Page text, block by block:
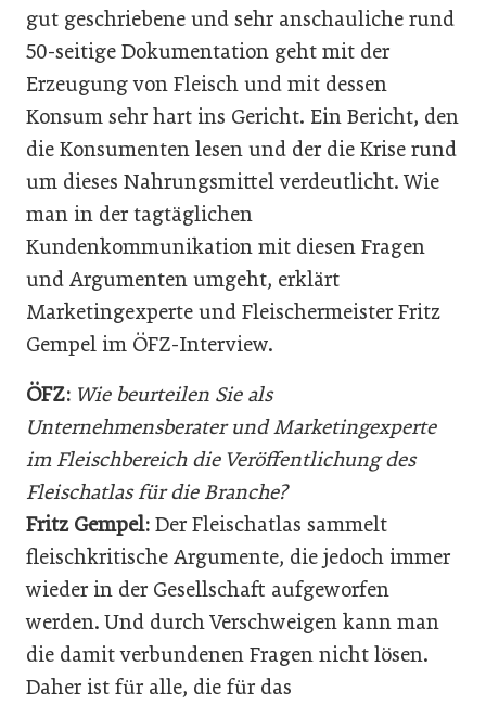
gut geschriebene und sehr anschauliche rund
50-seitige Dokumentation geht mit der
Erzeugung von Fleisch und mit dessen
Konsum sehr hart ins Gericht. Ein Bericht, den
die Konsumenten lesen und der die Krise rund
um dieses Nahrungsmittel verdeutlicht. Wie
man in der tagtäglichen
Kundenkommunikation mit diesen Fragen
und Argumenten umgeht, erklärt
Marketingexperte und Fleischermeister Fritz
Gempel im ÖFZ-Interview.
ÖFZ: Wie beurteilen Sie als
Unternehmensberater und Marketingexperte
im Fleischbereich die Veröffentlichung des
Fleischatlas für die Branche?
Fritz Gempel: Der Fleischatlas sammelt
fleischkritische Argumente, die jedoch immer
wieder in der Gesellschaft aufgeworfen
werden. Und durch Verschweigen kann man
die damit verbundenen Fragen nicht lösen.
Daher ist für alle, die für das